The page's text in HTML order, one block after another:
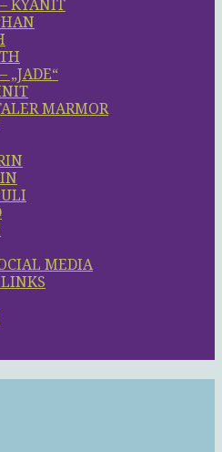
KYANIT
„JADE“
MARMOR
MEDIA